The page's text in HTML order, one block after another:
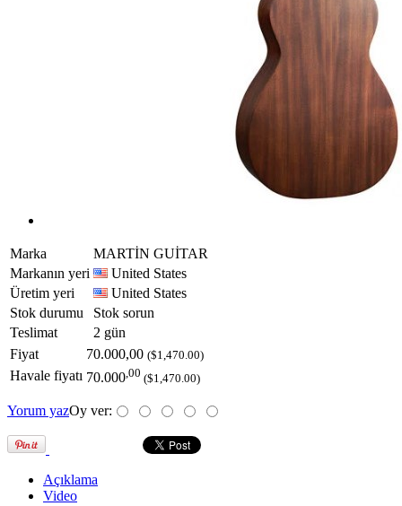
Marka
MARTİN GUİTAR
Markanın yeri
United States
Üretim yeri
United States
Stok durumu
Stok sorun
Teslimat
2 gün
Fiyat
70.000,00 ($1,470.00)
Havale fiyatı 70.000,00 ($1,470.00)
Yorum yazOy ver:
Açıklama
Video